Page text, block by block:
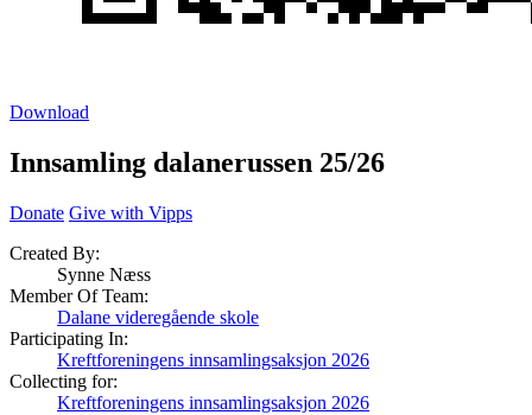
Download
Innsamling dalanerussen 25/26
Donate Give with Vipps
Created By:
Synne Næss
Member Of Team:
Dalane videregående skole
Participating In:
Kreftforeningens innsamlingsaksjon 2026
Collecting for:
Kreftforeningens innsamlingsaksjon 2026